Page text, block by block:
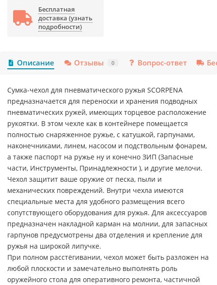
Бесплатная
доставка (узнать
подробности)
Описание Отзывы 0 Вопрос-ответ
Сумка-чехол для пневматического ружья SCORPENA
предназначается для переноски и хранения подводных
пневматических ружей, имеющих торцевое расположение
рукоятки. В этом чехле как в контейнере помещается
полностью снаряженное ружье, с катушкой, гарпунами,
наконечниками, линем, насосом и подствольным фонарем,
а также паспорт на ружье ну и конечно ЗИП (Запасные
части, Инструменты, Принадлежности ), и другие мелочи.
Чехол защитит ваше оружие от песка, пыли и
механических повреждений. Внутри чехла имеются
специальные места для удобного размещения всего
сопутствующего оборудования для ружья. Для аксессуаров
предназначен накладной карман на молнии, для запасных
гарпунов предусмотрены два отделения и крепление для
ружья на широкой липучке.
При полном расстёгивании, чехол может быть разложен на
любой плоскости и замечательно выполнять роль
оружейного стола для оперативного ремонта, частичной